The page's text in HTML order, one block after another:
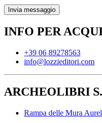
Invia messaggio
INFO PER
+39 06 89278563
info@lozzieditori.com
ARCHEOLIBRI
Rampa delle Mura